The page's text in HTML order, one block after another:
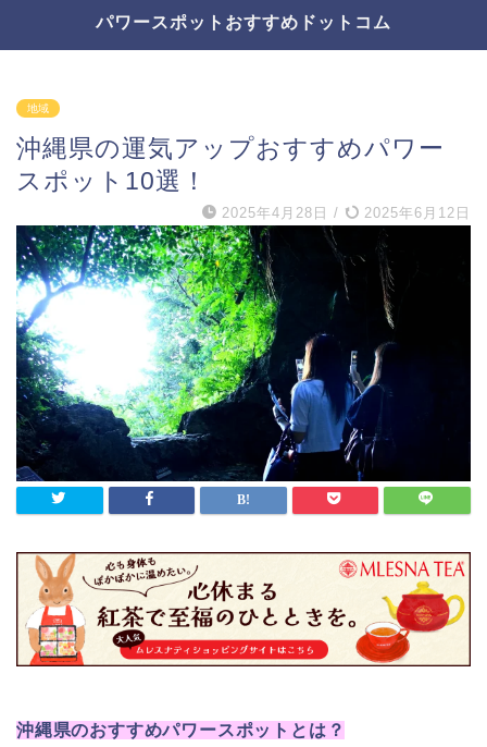
パワースポットおすすめドットコム
地域
沖縄県の運気アップおすすめパワー
スポット10選！
2025年4月28日 / 2025年6月12日
沖縄県のおすすめパワースポットとは？